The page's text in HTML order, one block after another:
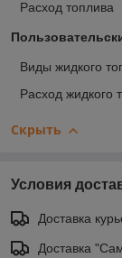
Расход топлива
Виды жидкого
Расход жидкого
Скрыть
Условия
Доставка
Доставка